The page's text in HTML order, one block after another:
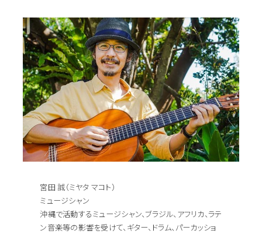
宮田 誠（ミヤタ マコト）
ミュージシャン
沖縄で活動するミュージシャン、ブラジル、アフリカ、ラテ
ン音楽等の影響を受けて、ギター、ドラム、パーカッショ